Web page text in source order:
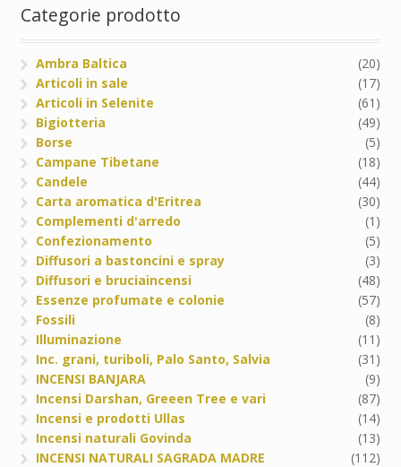
Categorie prodotto
Ambra Baltica
(20)
Articoli in sale
(17)
Articoli in Selenite
(61)
Bigiotteria
(49)
Borse
(5)
Campane Tibetane
(18)
Candele
(44)
Carta aromatica d'Eritrea
(30)
Complementi d'arredo
(1)
Confezionamento
(5)
Diffusori a bastoncini e spray
(3)
Diffusori e bruciaincensi
(48)
Essenze profumate e colonie
(57)
Fossili
(8)
Illuminazione
(11)
Inc. grani, turiboli, Palo Santo, Salvia
(31)
INCENSI BANJARA
(9)
Incensi Darshan, Greeen Tree e vari
(87)
Incensi e prodotti Ullas
(14)
Incensi naturali Govinda
(13)
INCENSI NATURALI SAGRADA MADRE
(112)